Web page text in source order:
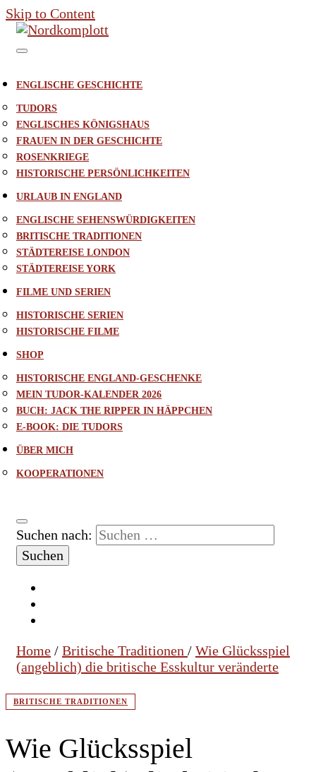
Skip to Content
ENGLISCHE GESCHICHTE
TUDORS
ENGLISCHES KÖNIGSHAUS
FRAUEN IN DER GESCHICHTE
ROSENKRIEGE
HISTORISCHE PERSÖNLICHKEITEN
URLAUB IN ENGLAND
ENGLISCHE SEHENSWÜRDIGKEITEN
BRITISCHE TRADITIONEN
STÄDTEREISE LONDON
STÄDTEREISE YORK
FILME UND SERIEN
HISTORISCHE SERIEN
HISTORISCHE FILME
SHOP
HISTORISCHE ENGLAND-GESCHENKE
MEIN TUDOR-KALENDER 2026
BUCH: JACK THE RIPPER IN HÄPPCHEN
E-BOOK: DIE TUDORS
ÜBER MICH
KOOPERATIONEN
Suchen nach:
Home / Britische Traditionen / Wie Glücksspiel
(angeblich) die britische Esskultur veränderte
BRITISCHE TRADITIONEN
Wie Glücksspiel